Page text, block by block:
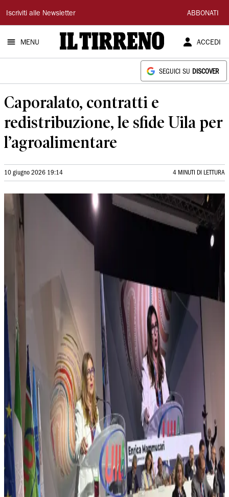
Il
Tirreno
Iscriviti alle Newsletter ABBONATI
MENU ACCEDI
SEGUICI SU DISCOVER
Caporalato, contratti e
redistribuzione, le sfide Uila per
l’agroalimentare
10 giugno 2026 19:14 4 MINUTI DI LETTURA